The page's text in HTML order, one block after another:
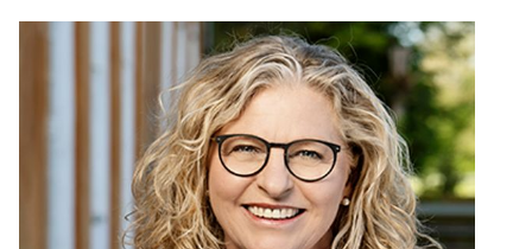
trappe til 1. sal, hvor der er stort soveværelse med balkon
med ugeneret udsigt over marker, stort ældre badeværelse
med både brus og kar, værelse samt mindre værelse med
Den anden del af vinkelhuset er i stueplan indrettet med et
Uniformkøkken fra år 2000 og med hårde hvidevarer i Miele
– alt er ubrugt. Derudover ældre vaskerum, toilet og fyrrum
samt trappe til 1. salen, hvor der er indrettet et stort